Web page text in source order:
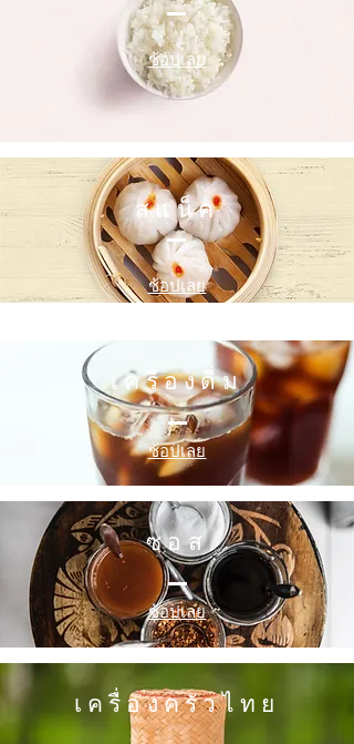
ช้อปเลย
สแน็ค
ช้อปเลย
เครื่องดื่ม
ช้อปเลย
ซอส
ช้อปเลย
เครื่องครัวไทย